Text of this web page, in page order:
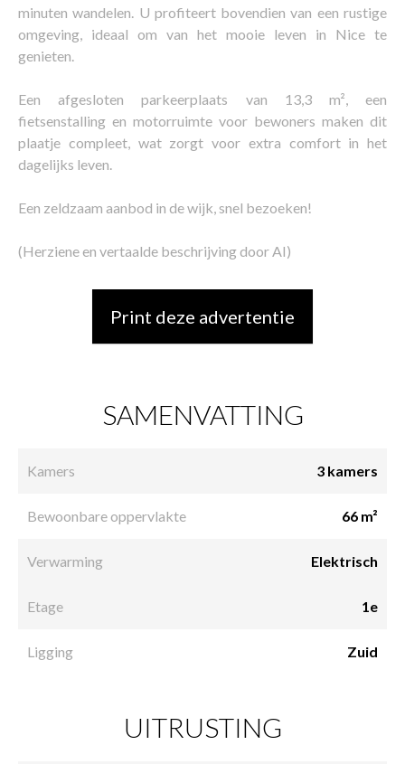
minuten wandelen. U profiteert bovendien van een rustige
omgeving, ideaal om van het mooie leven in Nice te
genieten.
Een afgesloten parkeerplaats van 13,3 m², een
fietsenstalling en motorruimte voor bewoners maken dit
plaatje compleet, wat zorgt voor extra comfort in het
dagelijks leven.
Een zeldzaam aanbod in de wijk, snel bezoeken!
(Herziene en vertaalde beschrijving door AI)
Print deze advertentie
SAMENVATTING
Kamers 3 kamers
Bewoonbare oppervlakte 66 m²
Verwarming Elektrisch
Etage 1e
Ligging Zuid
UITRUSTING